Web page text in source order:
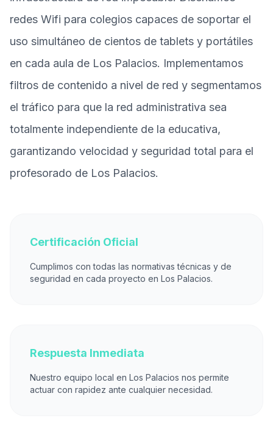
redes Wifi para colegios capaces de soportar el
uso simultáneo de cientos de tablets y portátiles
en cada aula de Los Palacios. Implementamos
filtros de contenido a nivel de red y segmentamos
el tráfico para que la red administrativa sea
totalmente independiente de la educativa,
garantizando velocidad y seguridad total para el
profesorado de Los Palacios.
Certificación Oficial
Cumplimos con todas las normativas técnicas y de
seguridad en cada proyecto en Los Palacios.
Respuesta Inmediata
Nuestro equipo local en Los Palacios nos permite
actuar con rapidez ante cualquier necesidad.